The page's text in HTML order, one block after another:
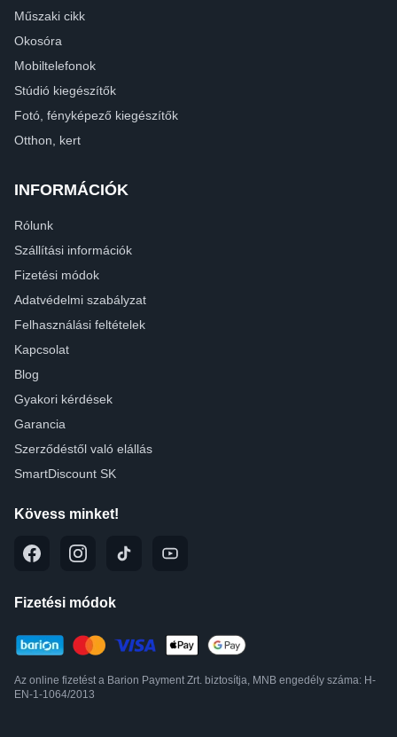
Műszaki cikk
Okosóra
Mobiltelefonok
Stúdió kiegészítők
Fotó, fényképező kiegészítők
Otthon, kert
INFORMÁCIÓK
Rólunk
Szállítási információk
Fizetési módok
Adatvédelmi szabályzat
Felhasználási feltételek
Kapcsolat
Blog
Gyakori kérdések
Garancia
Szerződéstől való elállás
SmartDiscount SK
Kövess minket!
Fizetési módok
Az online fizetést a Barion Payment Zrt. biztosítja, MNB engedély száma: H-
EN-1-1064/2013